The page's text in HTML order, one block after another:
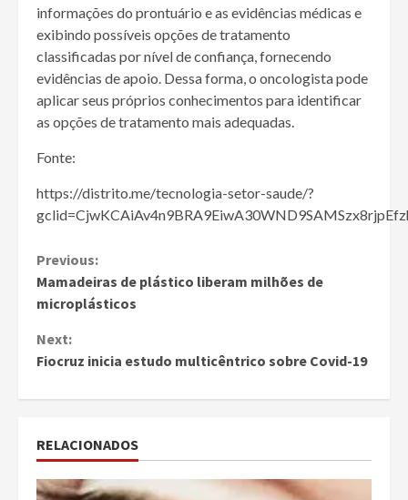
informações do prontuário e as evidências médicas e
exibindo possíveis opções de tratamento
classificadas por nível de confiança, fornecendo
evidências de apoio. Dessa forma, o oncologista pode
aplicar seus próprios conhecimentos para identificar
as opções de tratamento mais adequadas.
Fonte:
https://distrito.me/tecnologia-setor-saude/?
Continue
Reading
Previous:
Mamadeiras de plástico liberam milhões de
microplásticos
Next:
Fiocruz inicia estudo multicêntrico sobre Covid-19
RELACIONADOS